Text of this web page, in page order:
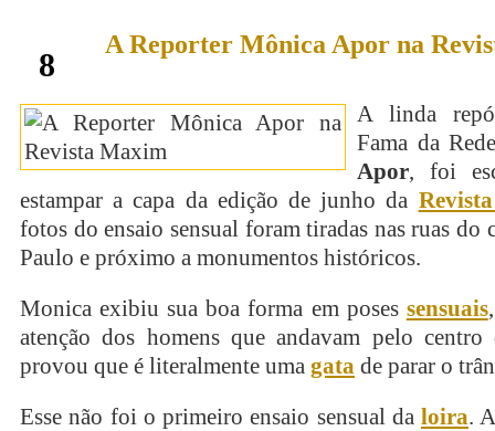
8
A Reporter Mônica Apor na
A linda
Fama da
Apor, foi
estampar a capa da edição de junho da
fotos do ensaio sensual foram tiradas nas ruas do
Paulo e próximo a monumentos históricos.
Monica exibiu sua boa forma em poses sensuais
atenção dos homens que andavam pelo centro
provou que é literalmente uma gata de parar o
Esse não foi o primeiro ensaio sensual da loira.